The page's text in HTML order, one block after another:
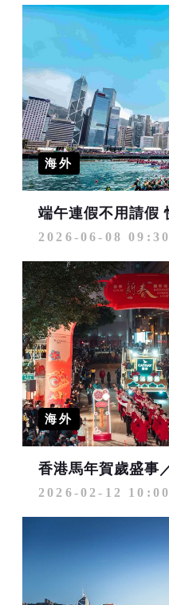
海外
2026-06-08 09:30
海外
2026-02-12 10:00